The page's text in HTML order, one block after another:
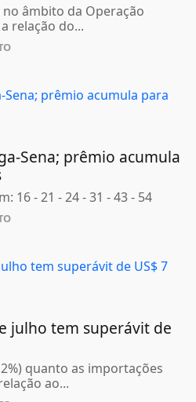
âmbito da Operação
relação do...
Sena; prêmio acumula
16 - 21 - 24 - 31 - 43 - 54
julho tem superávit de
quanto as importações
ao...